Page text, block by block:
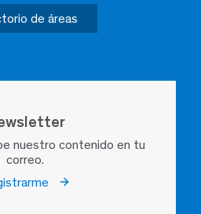
de áreas
nuestro contenido en tu
correo.